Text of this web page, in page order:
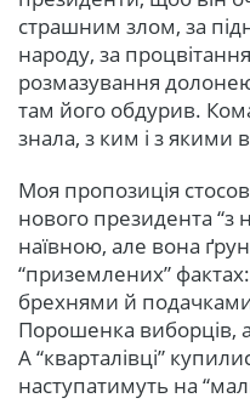
страшним злом, за
народу, за
розмазування
там його обдурив.
знала, з ким і з
Моя пропозиція
нового президента “з
наївною, але вона
“приземлених”
брехнями й
Порошенка виборців,
А “кварталівці”
наступатимуть на